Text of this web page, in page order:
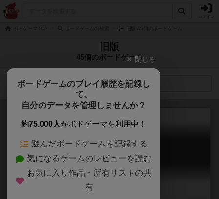
旧版
45個のボードゲーム
検索メニュー
パンデミック（旧版）
Pandemic
閉じる
ボードゲームのプレイ履歴を記録し
て、
自分のデータを管理しませんか？
約75,000人がボドゲーマを利用中！
遊んだボードゲームを記録する
気になるゲームのレビューを読む
お気に入り作品・所有リストの共
有